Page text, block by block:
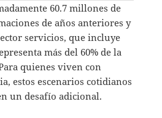
60.7 millones de
de años anteriores y
servicios, que incluye
más del 60% de la
quienes viven con
estos escenarios cotidianos
un desafío adicional.